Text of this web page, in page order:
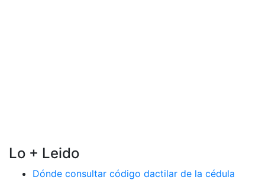
Lo + Leido
Dónde consultar código dactilar de la cédula